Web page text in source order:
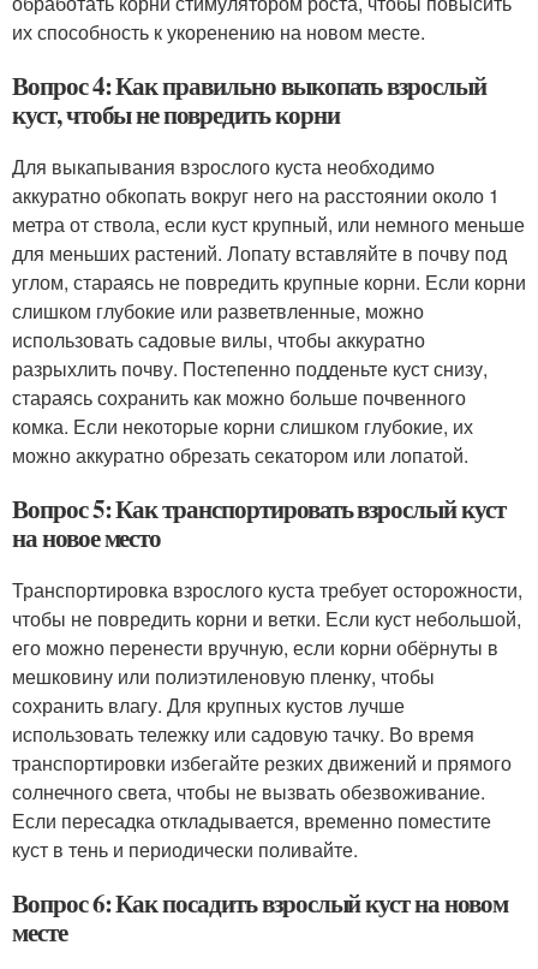
их способность к укоренению на новом месте.
Вопрос 4: Как правильно выкопать взрослый
куст, чтобы не повредить корни
Для выкапывания взрослого куста необходимо
аккуратно обкопать вокруг него на расстоянии около 1
метра от ствола, если куст крупный, или немного меньше
для меньших растений. Лопату вставляйте в почву под
углом, стараясь не повредить крупные корни. Если корни
слишком глубокие или разветвленные, можно
использовать садовые вилы, чтобы аккуратно
разрыхлить почву. Постепенно подденьте куст снизу,
стараясь сохранить как можно больше почвенного
комка. Если некоторые корни слишком глубокие, их
можно аккуратно обрезать секатором или лопатой.
Вопрос 5: Как транспортировать взрослый куст
на новое место
Транспортировка взрослого куста требует осторожности,
чтобы не повредить корни и ветки. Если куст небольшой,
его можно перенести вручную, если корни обёрнуты в
мешковину или полиэтиленовую пленку, чтобы
сохранить влагу. Для крупных кустов лучше
использовать тележку или садовую тачку. Во время
транспортировки избегайте резких движений и прямого
солнечного света, чтобы не вызвать обезвоживание.
Если пересадка откладывается, временно поместите
куст в тень и периодически поливайте.
Вопрос 6: Как посадить взрослый куст на новом
месте